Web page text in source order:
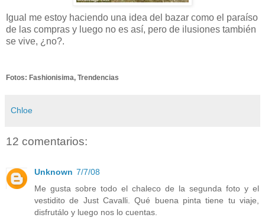
Igual me estoy haciendo una idea del bazar como el paraíso
de las compras y luego no es así, pero de ilusiones también
se vive, ¿no?.
Fotos: Fashionisima, Trendencias
Chloe
12 comentarios:
Unknown 7/7/08
Me gusta sobre todo el chaleco de la segunda foto y el
vestidito de Just Cavalli. Qué buena pinta tiene tu viaje,
disfrutálo y luego nos lo cuentas.